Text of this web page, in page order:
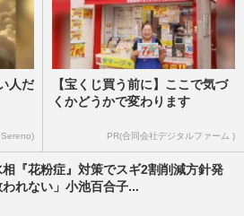
人だ
Sereno)
【宝くじ買う前に】ここで気づ
くかどうかで変わります
PR(合同会社デジタルファーム )
『花粉症』対策でスギ2割削減方針発
れない」小池百合子...